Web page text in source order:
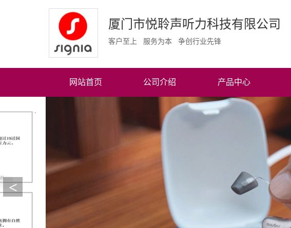
厦门市悦聆声听力科技有限公司
客户至上 服务为本 争创行业先锋
网站首页 公司介绍 产品中心
<